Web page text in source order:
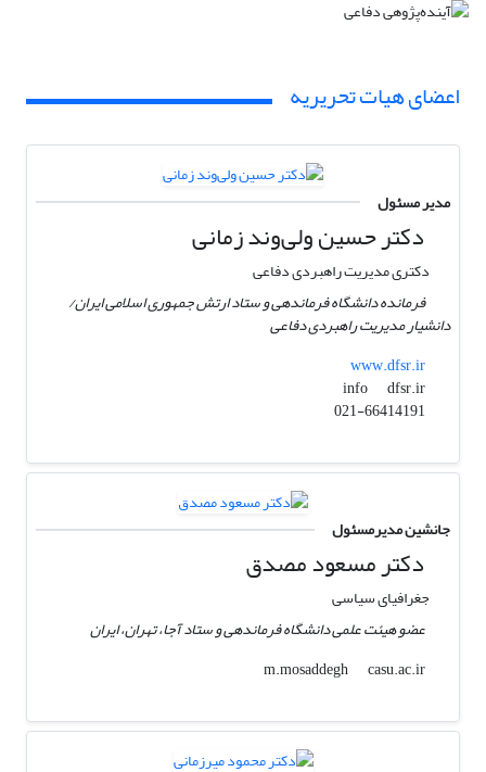
اعضای هیات تحریریه
مدیر مسئول
دکتر حسین ولی‌وند زمانی
دکتری مدیریت راهبردی دفاعی
فرمانده دانشگاه فرماندهی و ستاد ارتش جمهوری اسلامی ایران/
دانشیار مدیریت راهبردی دفاعی
www.dfsr.ir
info
dfsr.ir
جانشین مدیرمسئول
دکتر مسعود مصدق
جغرافیای سیاسی
عضو هیئت علمی دانشگاه فرماندهی و ستاد آجا، تهران، ایران
m.mosaddegh
casu.ac.ir